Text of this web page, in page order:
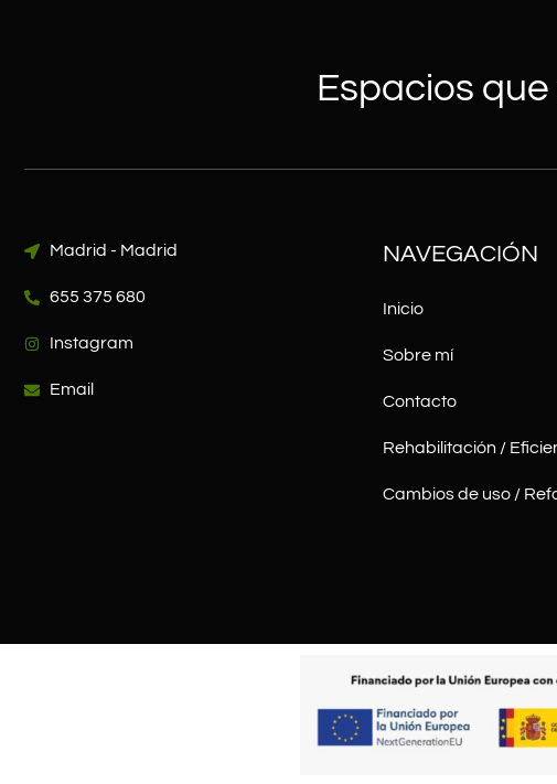
Espacios
Madrid - Madrid
655 375 680
Instagram
Email
NAVEGACIÓN
Inicio
Sobre mí
Contacto
Rehabilitación /
Cambios de uso /